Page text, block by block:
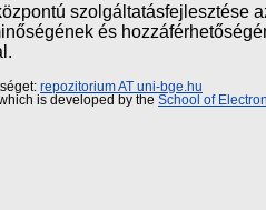
szolgáltatásfejlesztése
és
repozitorium AT uni-bge.hu
is developed by the School of